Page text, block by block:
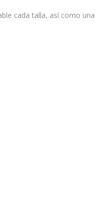
cada talla, así como una